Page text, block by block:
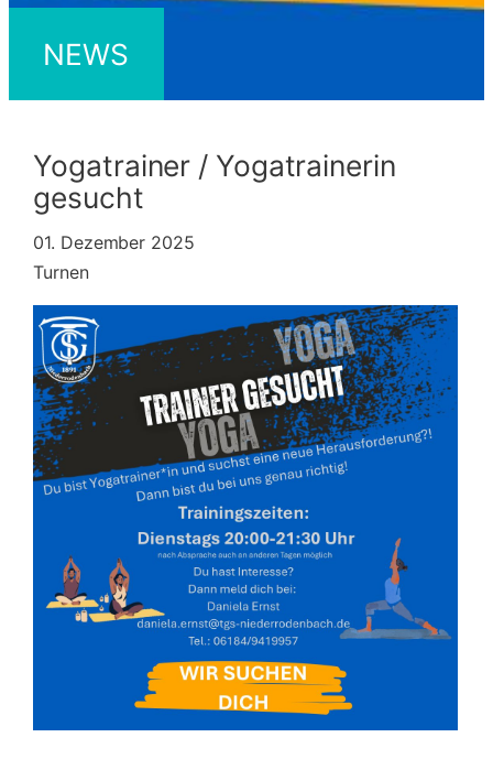
NEWS
Yogatrainer / Yogatrainerin
gesucht
01. Dezember 2025
Turnen